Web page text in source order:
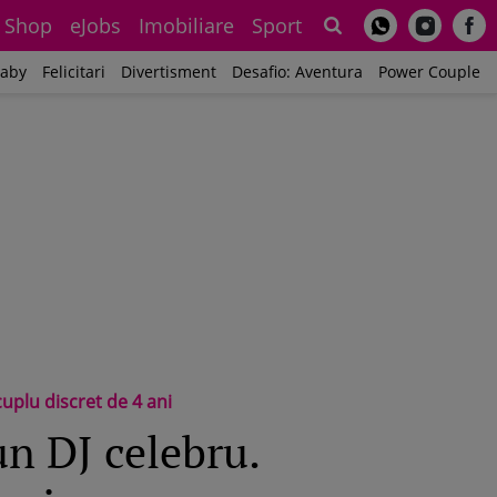
Shop eJobs Imobiliare Sport
Felicitari Divertisment Desafio: Aventura Power Couple
discret de 4 ani
DJ celebru.